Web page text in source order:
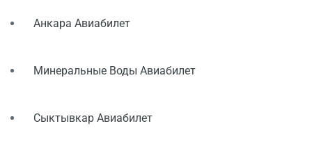
Анкара Авиабилет
Минеральные Воды Авиабилет
Сыктывкар Авиабилет